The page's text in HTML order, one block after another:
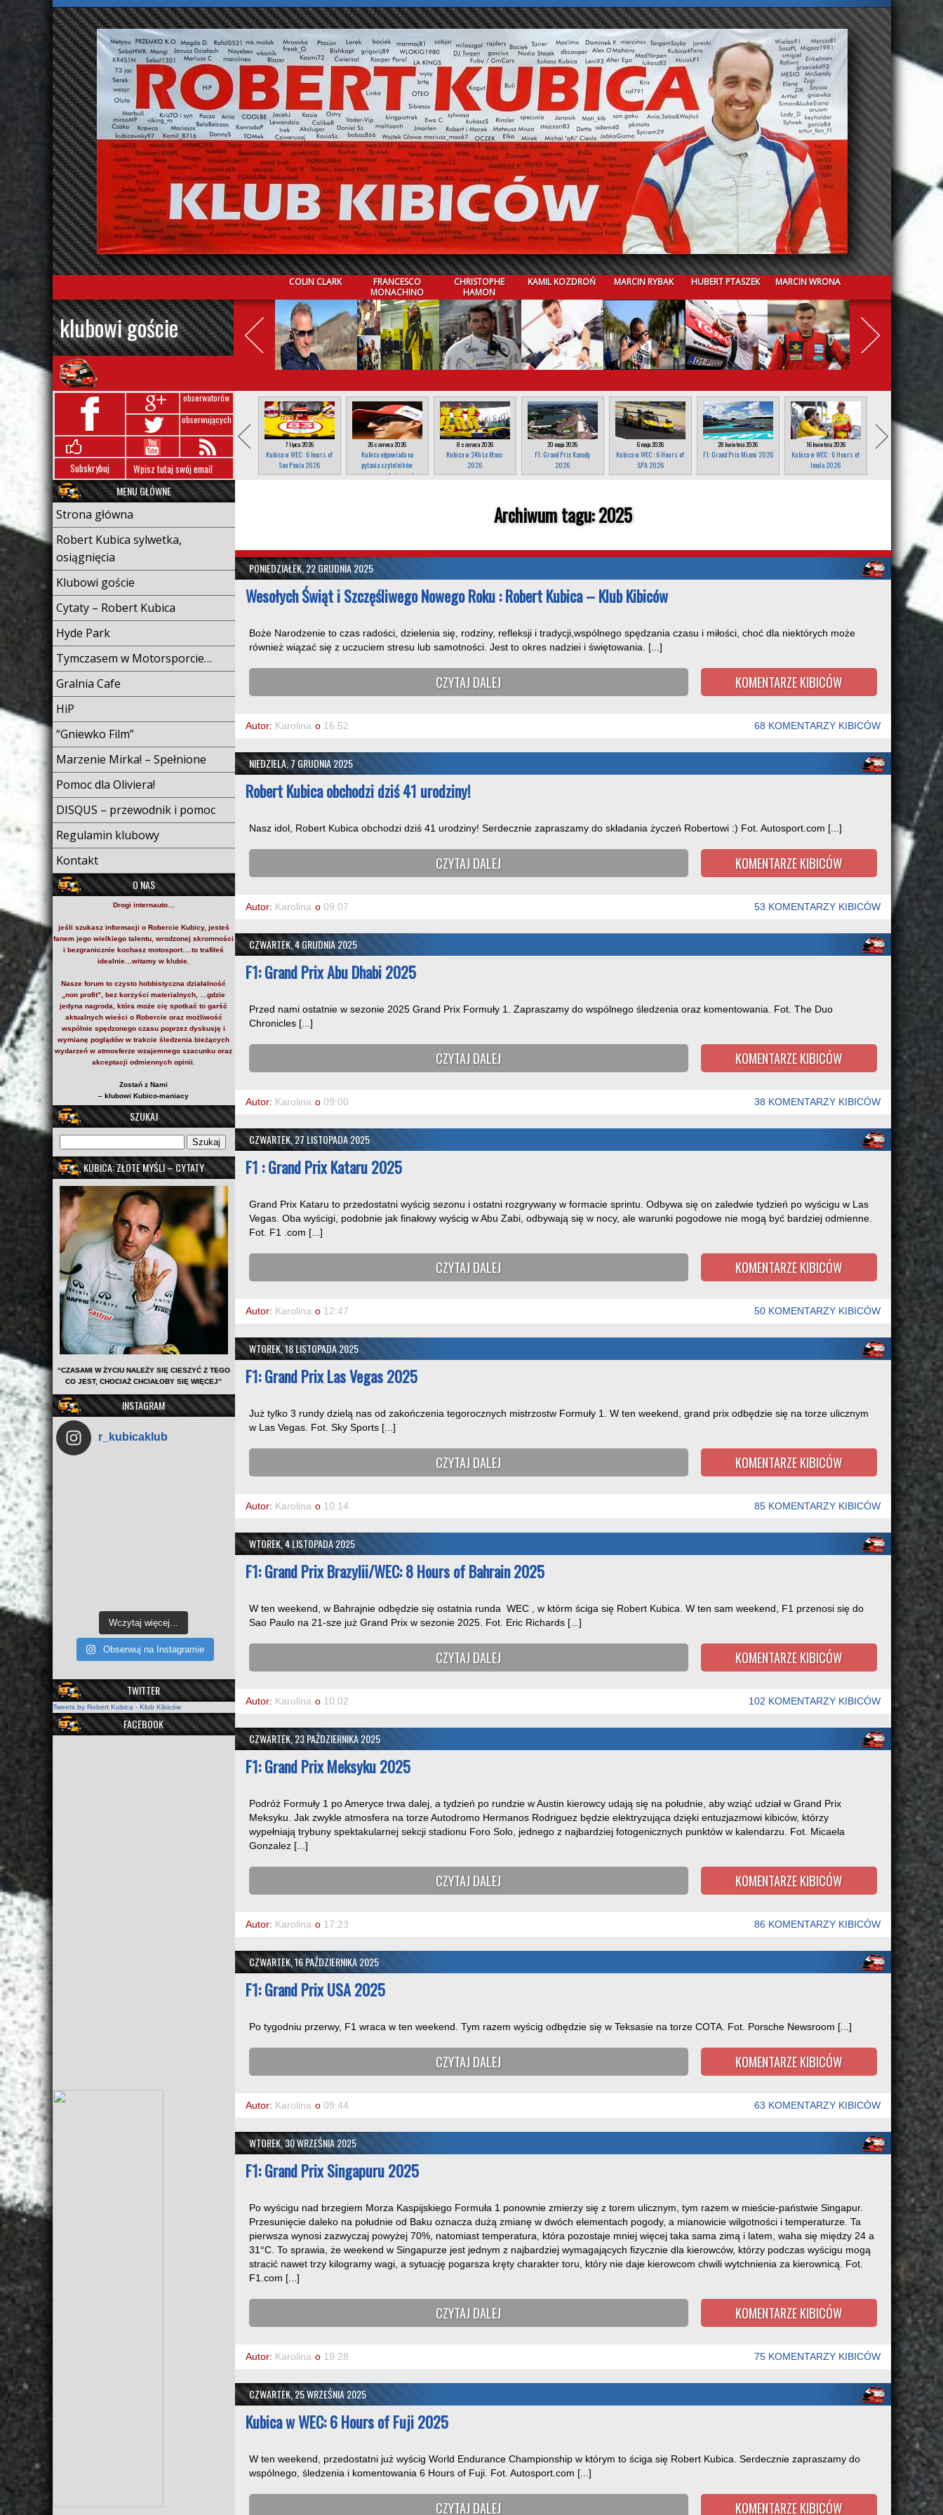
klubowi goście
COLIN CLARK
FRANCESCO
MONACHINO
CHRISTOPHE
HAMON
KAMIL KOZDROŃ MARCIN RYBAK HUBERT PTASZEK MARCIN WRONA
obserwatorów
obserwujących
Subskrybuj
7 lipca 2026
Kubica w WEC : 6 hours of
Sao Paulo 2026
26 czerwca 2026
Kubica odpowiada na
pytania czytelników
magazynu Autosport
8 czerwca 2026
Kubica w 24h Le Mans
2026
20 maja 2026
F1: Grand Prix Kanady
2026
6 maja 2026
Kubica w WEC : 6 Hours of
SPA 2026
28 kwietnia 2026
F1: Grand Prix Miami 2026
16 kwietnia 2026
Kubica w WEC : 6 Hours of
Imola 2026
MENU GŁÓWNE
Strona główna
Robert Kubica sylwetka,
osiągnięcia
Klubowi goście
Cytaty – Robert Kubica
Hyde Park
Tymczasem w Motorsporcie…
Gralnia Cafe
HiP
“Gniewko Film”
Marzenie Mirka! – Spełnione
Pomoc dla Oliviera!
DISQUS – przewodnik i pomoc
Regulamin klubowy
Kontakt
O NAS
Drogi internauto…
jeśli szukasz informacji o Robercie Kubicy, jesteś
fanem jego wielkiego talentu, wrodzonej skromności
i bezgranicznie kochasz motosport….to trafiłeś
idealnie…witamy w klubie.
Nasze forum to czysto hobbistyczna działalność
„non profit”, bez korzyści materialnych, …gdzie
jedyna nagroda, która może cię spotkać to garść
aktualnych wieści o Robercie oraz możliwość
wspólnie spędzonego czasu poprzez dyskusję i
wymianę poglądów w trakcie śledzenia bieżących
wydarzeń w atmosferze wzajemnego szacunku oraz
akceptacji odmiennych opinii.
Zostań z Nami
– klubowi Kubico-maniacy
SZUKAJ
KUBICA: ZŁOTE MYŚLI – CYTATY
“CZASAMI W ŻYCIU NALEŻY SIĘ CIESZYĆ Z TEGO
CO JEST, CHOCIAŻ CHCIAŁOBY SIĘ WIĘCEJ”
INSTAGRAM
r_kubicaklub
Wczytaj więcej...
Obserwuj na Instagramie
TWITTER
Tweets by Robert Kubica - Klub Kibiców
FACEBOOK
Archiwum tagu:2025
PONIEDZIAŁEK, 22 GRUDNIA 2025
Wesołych Świąt i Szczęśliwego Nowego Roku : Robert Kubica – Klub Kibiców
Boże Narodzenie to czas radości, dzielenia się, rodziny, refleksji i tradycji,wspólnego spędzania czasu i miłości, choć dla niektórych może
również wiązać się z uczuciem stresu lub samotności. Jest to okres nadziei i świętowania. [...]
CZYTAJ DALEJ KOMENTARZE KIBICÓW
Autor: Karolina o16:52 68 KOMENTARZY KIBICÓW
NIEDZIELA, 7 GRUDNIA 2025
Robert Kubica obchodzi dziś 41 urodziny!
Nasz idol, Robert Kubica obchodzi dziś 41 urodziny! Serdecznie zapraszamy do składania życzeń Robertowi :) Fot. Autosport.com [...]
CZYTAJ DALEJ KOMENTARZE KIBICÓW
Autor: Karolina o09:07 53 KOMENTARZY KIBICÓW
CZWARTEK, 4 GRUDNIA 2025
F1: Grand Prix Abu Dhabi 2025
Przed nami ostatnie w sezonie 2025 Grand Prix Formuły 1. Zapraszamy do wspólnego śledzenia oraz komentowania. Fot. The Duo
Chronicles [...]
CZYTAJ DALEJ KOMENTARZE KIBICÓW
Autor: Karolina o09:00 38 KOMENTARZY KIBICÓW
CZWARTEK, 27 LISTOPADA 2025
F1 : Grand Prix Kataru 2025
Grand Prix Kataru to przedostatni wyścig sezonu i ostatni rozgrywany w formacie sprintu. Odbywa się on zaledwie tydzień po wyścigu w Las
Vegas. Oba wyścigi, podobnie jak finałowy wyścig w Abu Zabi, odbywają się w nocy, ale warunki pogodowe nie mogą być bardziej odmienne.
Fot. F1 .com [...]
CZYTAJ DALEJ KOMENTARZE KIBICÓW
Autor: Karolina o12:47 50 KOMENTARZY KIBICÓW
WTOREK, 18 LISTOPADA 2025
F1: Grand Prix Las Vegas 2025
Już tylko 3 rundy dzielą nas od zakończenia tegorocznych mistrzostw Formuły 1. W ten weekend, grand prix odbędzie się na torze ulicznym
w Las Vegas. Fot. Sky Sports [...]
CZYTAJ DALEJ KOMENTARZE KIBICÓW
Autor: Karolina o10:14 85 KOMENTARZY KIBICÓW
WTOREK, 4 LISTOPADA 2025
F1: Grand Prix Brazylii/WEC: 8 Hours of Bahrain 2025
W ten weekend, w Bahrajnie odbędzie się ostatnia runda WEC , w którm ściga się Robert Kubica. W ten sam weekend, F1 przenosi się do
Sao Paulo na 21-sze już Grand Prix w sezonie 2025. Fot. Eric Richards [...]
CZYTAJ DALEJ KOMENTARZE KIBICÓW
Autor: Karolina o10:02 102 KOMENTARZY KIBICÓW
CZWARTEK, 23 PAŹDZIERNIKA 2025
F1: Grand Prix Meksyku 2025
Podróż Formuły 1 po Ameryce trwa dalej, a tydzień po rundzie w Austin kierowcy udają się na południe, aby wziąć udział w Grand Prix
Meksyku. Jak zwykle atmosfera na torze Autodromo Hermanos Rodriguez będzie elektryzująca dzięki entuzjazmowi kibiców, którzy
wypełniają trybuny spektakularnej sekcji stadionu Foro Solo, jednego z najbardziej fotogenicznych punktów w kalendarzu. Fot. Micaela
Gonzalez [...]
CZYTAJ DALEJ KOMENTARZE KIBICÓW
Autor: Karolina o17:23 86 KOMENTARZY KIBICÓW
CZWARTEK, 16 PAŹDZIERNIKA 2025
F1: Grand Prix USA 2025
Po tygodniu przerwy, F1 wraca w ten weekend. Tym razem wyścig odbędzie się w Teksasie na torze COTA. Fot. Porsche Newsroom [...]
CZYTAJ DALEJ KOMENTARZE KIBICÓW
Autor: Karolina o09:44 63 KOMENTARZY KIBICÓW
WTOREK, 30 WRZEŚNIA 2025
F1: Grand Prix Singapuru 2025
Po wyścigu nad brzegiem Morza Kaspijskiego Formuła 1 ponownie zmierzy się z torem ulicznym, tym razem w mieście-państwie Singapur.
Przesunięcie daleko na południe od Baku oznacza dużą zmianę w dwóch elementach pogody, a mianowicie wilgotności i temperaturze. Ta
pierwsza wynosi zazwyczaj powyżej 70%, natomiast temperatura, która pozostaje mniej więcej taka sama zimą i latem, waha się między 24 a
31°C. To sprawia, że weekend w Singapurze jest jednym z najbardziej wymagających fizycznie dla kierowców, którzy podczas wyścigu mogą
stracić nawet trzy kilogramy wagi, a sytuację pogarsza kręty charakter toru, który nie daje kierowcom chwili wytchnienia za kierownicą. Fot.
F1.com [...]
CZYTAJ DALEJ KOMENTARZE KIBICÓW
Autor: Karolina o19:28 75 KOMENTARZY KIBICÓW
CZWARTEK, 25 WRZEŚNIA 2025
Kubica w WEC: 6 Hours of Fuji 2025
W ten weekend, przedostatni już wyścig World Endurance Championship w którym to ściga się Robert Kubica. Serdecznie zapraszamy do
wspólnego, śledzenia i komentowania 6 Hours of Fuji. Fot. Autosport.com [...]
CZYTAJ DALEJ KOMENTARZE KIBICÓW